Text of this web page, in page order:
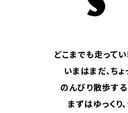
どこまでも走ってい
いまはまだ、ちょ
のんびり散歩する
まずはゆっくり